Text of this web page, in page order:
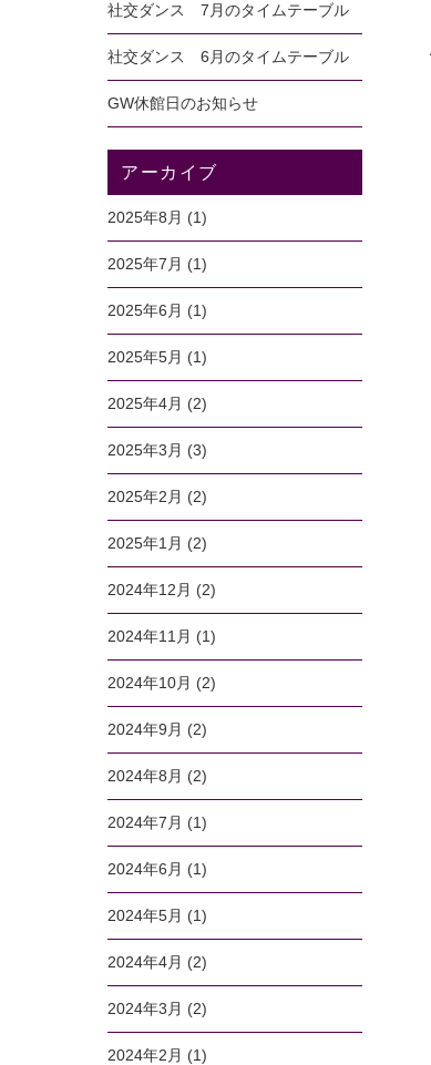
社交ダンス 7月のタイムテーブル
社交ダンス 6月のタイムテーブル
GW休館日のお知らせ
アーカイブ
2025年8月 (1)
2025年7月 (1)
2025年6月 (1)
2025年5月 (1)
2025年4月 (2)
2025年3月 (3)
2025年2月 (2)
2025年1月 (2)
2024年12月 (2)
2024年11月 (1)
2024年10月 (2)
2024年9月 (2)
2024年8月 (2)
2024年7月 (1)
2024年6月 (1)
2024年5月 (1)
2024年4月 (2)
2024年3月 (2)
2024年2月 (1)